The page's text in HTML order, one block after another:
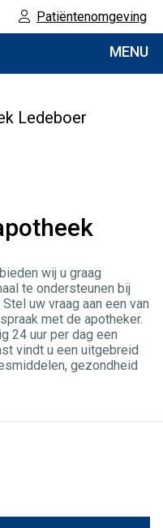
Patiëntenomgeving
MENU
Ledeboer
wij u graag
te ondersteunen bij
uw vraag aan een van
met de apotheker.
24 uur per dag een
vindt u een uitgebreid
gezondheid